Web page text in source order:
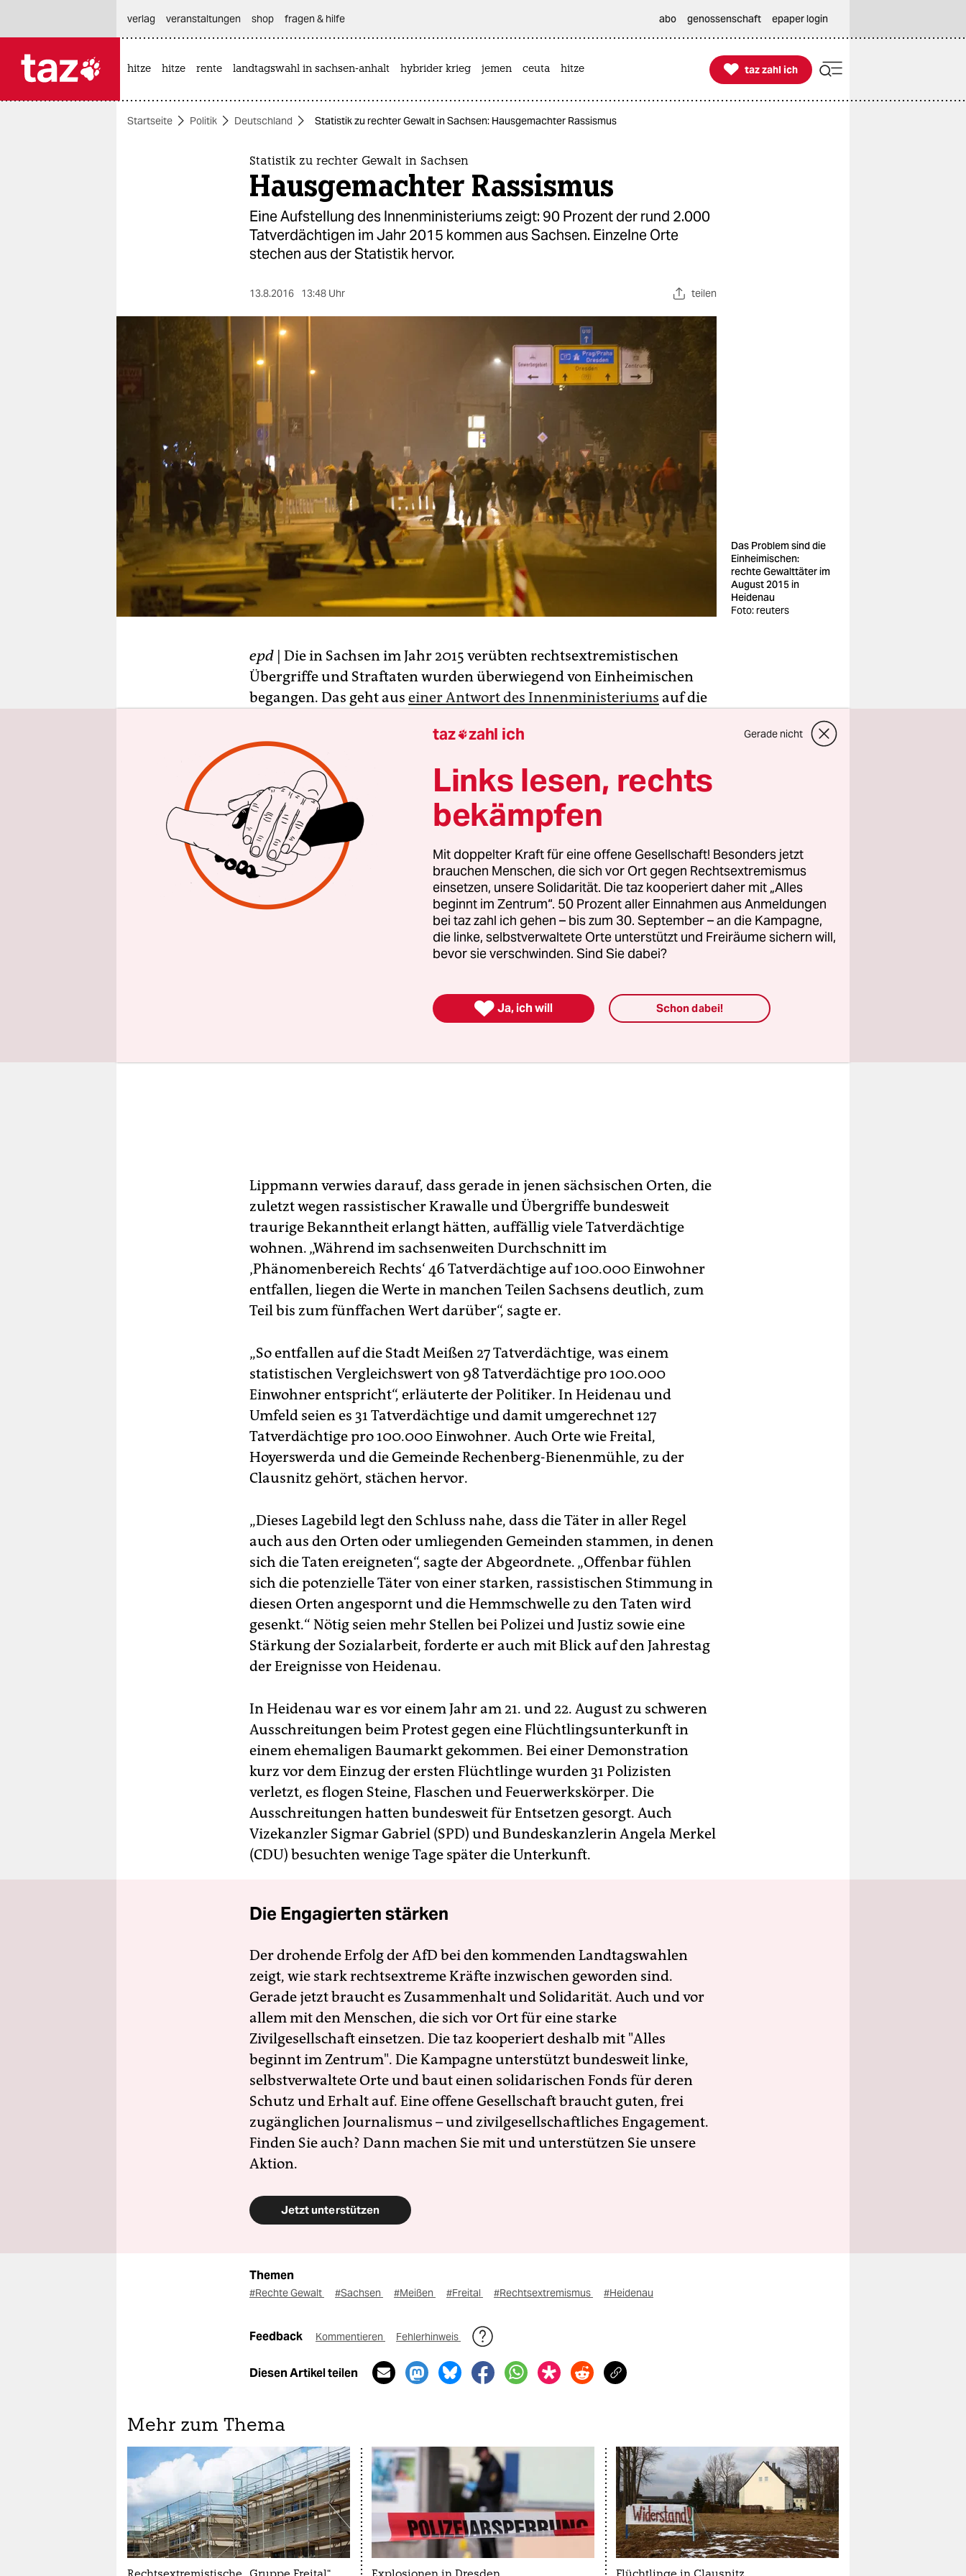
themen
berlin
wahrheit
veranstaltungen
shop
fragen & hilfe
unterstützen
abo
genossenschaft
verlag
veranstaltungen shop fragen & hilfe abo genossenschaft epaper login
hitze hitze rente landtagswahl in sachsen-anhalt hybrider krieg jemen ceuta hitze 
taz zahl ich
taz zahl ich
Startseite Politik Deutschland Statistik zu rechter Gewalt in Sachsen: Hausgemachter Rassismus
Statistik zu rechter Gewalt in Sachsen
Hausgemachter Rassismus
Eine Aufstellung des Innenministeriums zeigt: 90 Prozent der rund 2.000
Tatverdächtigen im Jahr 2015 kommen aus Sachsen. Einzelne Orte
stechen aus der Statistik hervor.
13.8.2016 13:48 Uhr teilen
Das Problem sind die
Einheimischen:
rechte Gewalttäter im
August 2015 in
Heidenau
Foto: reuters
epd | Die in Sachsen im Jahr 2015 verübten rechtsextremistischen
Übergriffe und Straftaten wurden überwiegend von Einheimischen
begangen. Das geht aus einer Antwort des Innenministeriums auf die
hervor.
Von den seit 2015 insgesamt 2.046 ermittelten Tatverdächtigen
kommen demnach 1.859 Personen aus Sachsen, sagte der
innenpolitische Fraktionssprecher am Samstag in Dresden. Das seien
mehr als 90 Prozent. „Wer anderes behauptet und von zugereisten
rechten Gewalttätern spricht, hat nicht verstanden, wie es um die
rechtsextremen Einstellungen im Freistaat bestellt ist.“
Lippmann verwies darauf, dass gerade in jenen sächsischen Orten, die
zuletzt wegen rassistischer Krawalle und Übergriffe bundesweit
traurige Bekanntheit erlangt hätten, auffällig viele Tatverdächtige
wohnen. „Während im sachsenweiten Durchschnitt im
‚Phänomenbereich Rechts‘ 46 Tatverdächtige auf 100.000 Einwohner
entfallen, liegen die Werte in manchen Teilen Sachsens deutlich, zum
Teil bis zum fünffachen Wert darüber“, sagte er.
„So entfallen auf die Stadt Meißen 27 Tatverdächtige, was einem
statistischen Vergleichswert von 98 Tatverdächtige pro 100.000
Einwohner entspricht“, erläuterte der Politiker. In Heidenau und
Umfeld seien es 31 Tatverdächtige und damit umgerechnet 127
Tatverdächtige pro 100.000 Einwohner. Auch Orte wie Freital,
Hoyerswerda und die Gemeinde Rechenberg-Bienenmühle, zu der
Clausnitz gehört, stächen hervor.
„Dieses Lagebild legt den Schluss nahe, dass die Täter in aller Regel
auch aus den Orten oder umliegenden Gemeinden stammen, in denen
sich die Taten ereigneten“, sagte der Abgeordnete. „Offenbar fühlen
sich die potenzielle Täter von einer starken, rassistischen Stimmung in
diesen Orten angespornt und die Hemmschwelle zu den Taten wird
gesenkt.“ Nötig seien mehr Stellen bei Polizei und Justiz sowie eine
Stärkung der Sozialarbeit, forderte er auch mit Blick auf den Jahrestag
der Ereignisse von Heidenau.
In Heidenau war es vor einem Jahr am 21. und 22. August zu schweren
Ausschreitungen beim Protest gegen eine Flüchtlingsunterkunft in
einem ehemaligen Baumarkt gekommen. Bei einer Demonstration
kurz vor dem Einzug der ersten Flüchtlinge wurden 31 Polizisten
verletzt, es flogen Steine, Flaschen und Feuerwerkskörper. Die
Ausschreitungen hatten bundesweit für Entsetzen gesorgt. Auch
Vizekanzler Sigmar Gabriel (SPD) und Bundeskanzlerin Angela Merkel
(CDU) besuchten wenige Tage später die Unterkunft.
Die Engagierten stärken
Der drohende Erfolg der AfD bei den kommenden Landtagswahlen
zeigt, wie stark rechtsextreme Kräfte inzwischen geworden sind.
Gerade jetzt braucht es Zusammenhalt und Solidarität. Auch und vor
allem mit den Menschen, die sich vor Ort für eine starke
Zivilgesellschaft einsetzen. Die taz kooperiert deshalb mit "Alles
beginnt im Zentrum". Die Kampagne unterstützt bundesweit linke,
selbstverwaltete Orte und baut einen solidarischen Fonds für deren
Schutz und Erhalt auf. Eine offene Gesellschaft braucht guten, frei
zugänglichen Journalismus – und zivilgesellschaftliches Engagement.
Finden Sie auch? Dann machen Sie mit und unterstützen Sie unsere
Aktion.
Jetzt unterstützen
Themen
#Rechte Gewalt #Sachsen #Meißen #Freital #Rechtsextremismus #Heidenau
Feedback Kommentieren Fehlerhinweis
Diesen Artikel teilen
Mehr zum Thema
taz zahl ich Gerade nicht
Links lesen, rechts
bekämpfen
Mit doppelter Kraft für eine offene Gesellschaft! Besonders jetzt
brauchen Menschen, die sich vor Ort gegen Rechtsextremismus
einsetzen, unsere Solidarität. Die taz kooperiert daher mit „Alles
beginnt im Zentrum“. 50 Prozent aller Einnahmen aus Anmeldungen
bei taz zahl ich gehen – bis zum 30. September – an die Kampagne,
die linke, selbstverwaltete Orte unterstützt und Freiräume sichern will,
bevor sie verschwinden. Sind Sie dabei?
 Ja, ich will Schon dabei!